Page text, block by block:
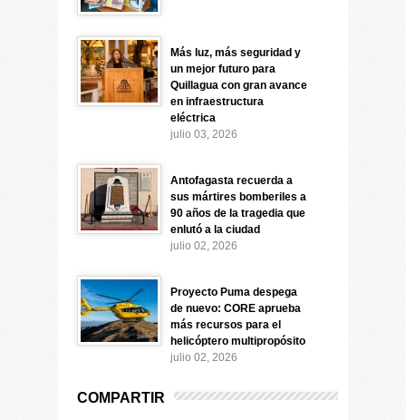
Más luz, más seguridad y
un mejor futuro para
Quillagua con gran avance
en infraestructura
eléctrica
julio 03, 2026
Antofagasta recuerda a
sus mártires bomberiles a
90 años de la tragedia que
enlutó a la ciudad
julio 02, 2026
Proyecto Puma despega
de nuevo: CORE aprueba
más recursos para el
helicóptero multipropósito
julio 02, 2026
COMPARTIR